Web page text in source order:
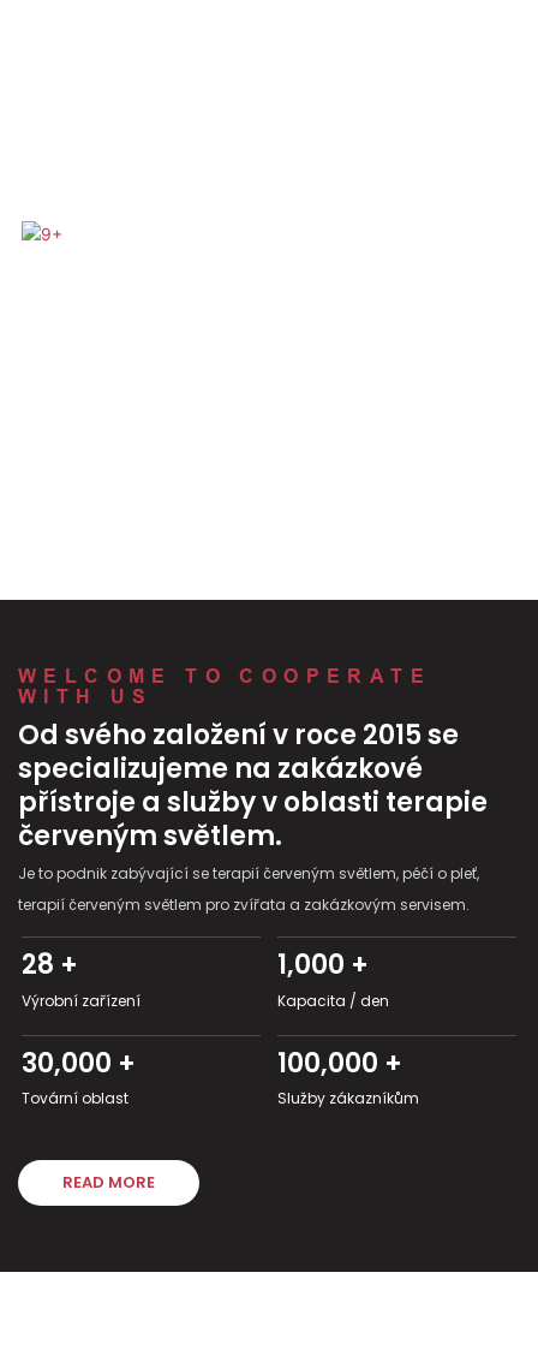
WELCOME TO COOPERATE
WITH US
Od svého založení v roce 2015 se
specializujeme na zakázkové
přístroje a služby v oblasti terapie
červeným světlem.
Je to podnik zabývající se terapií červeným světlem, péčí o pleť,
terapií červeným světlem pro zvířata a zakázkovým servisem.
28 +
Výrobní zařízení
1,000 +
Kapacita / den
30,000 +
Tovární oblast
100,000 +
Služby zákazníkům
READ MORE